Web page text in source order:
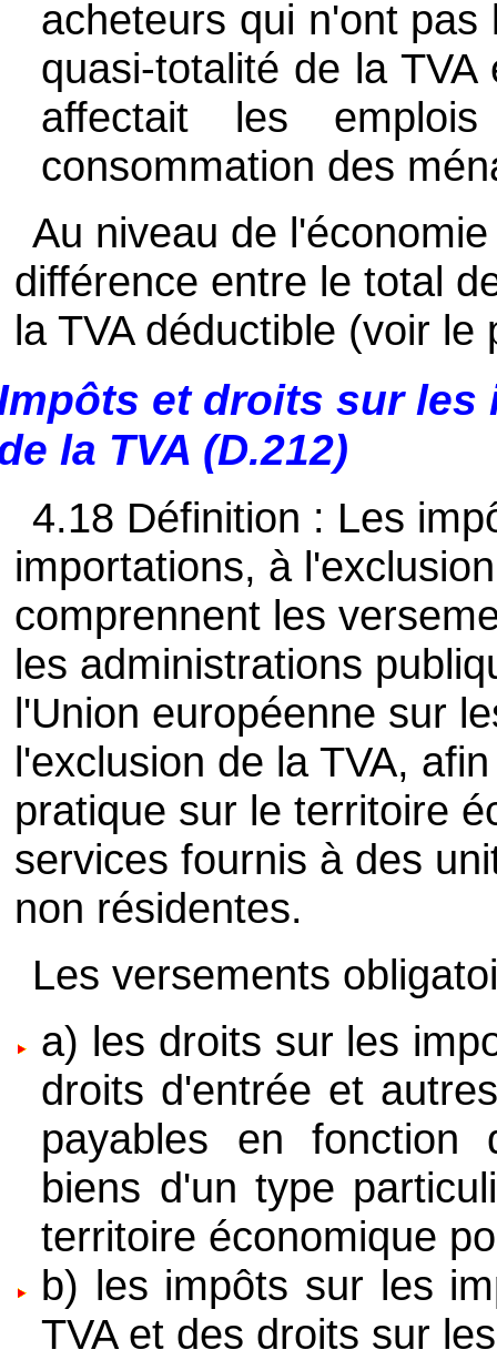
acheteurs qui n'ont
quasi-totalité de la
affectait les
consommation des
Au niveau de
différence entre le total
la TVA déductible (voir le
et droits sur
la TVA (D.212)
4.18 Définition : Les
importations, à
comprennent les
les administrations
l'Union européenne sur
l'exclusion de la TVA,
pratique sur le territoire
services fournis à des
non résidentes.
Les versements
a) les droits sur les
droits d'entrée et
payables en fonction
biens d'un type
territoire économique
b) les impôts sur les
TVA et des droits sur